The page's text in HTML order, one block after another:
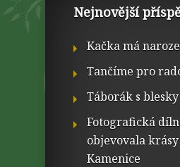
Nejnovější
Kačka má
Tančíme pro
Táborák s
Fotografická
objevovala
Kamenice